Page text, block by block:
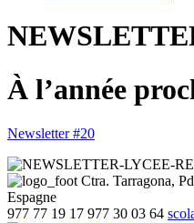
À l’année
Newsletter #20
Ctra. Tarragona,
Espagne
977 77 19 17 977 30 03 64